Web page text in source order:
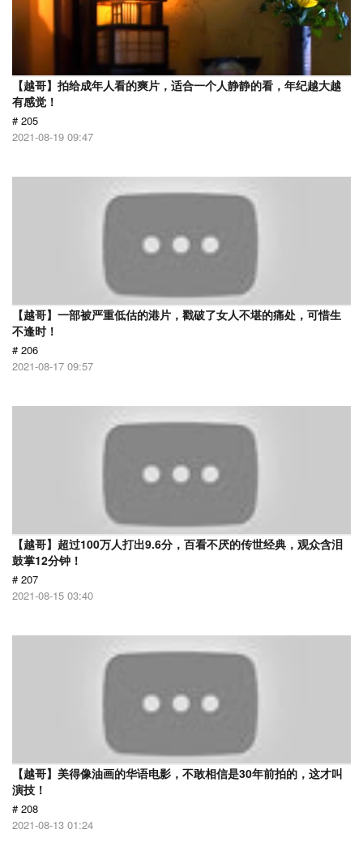
【越哥】拍给成年人看的爽片，适合一个人静静的看，年纪越大越
有感觉！
# 205
2021-08-19 09:47
【越哥】一部被严重低估的港片，戳破了女人不堪的痛处，可惜生
不逢时！
# 206
2021-08-17 09:57
【越哥】超过100万人打出9.6分，百看不厌的传世经典，观众含泪
鼓掌12分钟！
# 207
2021-08-15 03:40
【越哥】美得像油画的华语电影，不敢相信是30年前拍的，这才叫
演技！
# 208
2021-08-13 01:24